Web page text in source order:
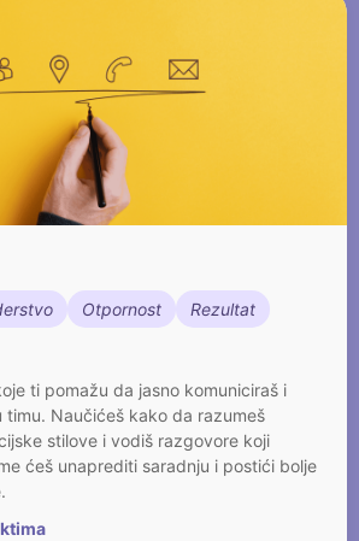
Otpornost
Rezultat
ti pomažu da jasno komuniciraš i
timu. Naučićeš kako da razumeš
stilove i vodiš razgovore koji
ćeš unaprediti saradnju i postići bolje